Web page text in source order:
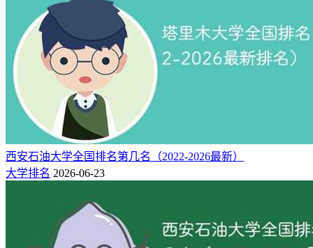
前身为西北第二民族学院，始建于1984年，2008年更名为北方
民族大学。学校为博士、硕士、学士学位授权单位。2025年新
增为教育部推免资格高校。
人才培养：学校坚持立德树人根本任务，为党育人、为国育
才。面向全国31个省、自治区、直辖市招生，现有博士生、硕
士生、本（预）科生2.3万余人在读，是中华民族大家庭的缩
影。8万余名毕业生扎根祖国边疆和民族地区，成为中华民族
共同体建设的践行者，民族地区经济社会发展的建设者，中华
优秀传统文化的弘扬者，民族团结和边疆稳定的捍卫者。
是否是985 否 是否是211 否
否 主管单位
博士点数
2
西安石油大学全国排名第几名（2022-2026最新）
大学排名 2026-06-23